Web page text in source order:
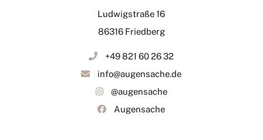
Ludwigstraße 16
86316 Friedberg
+49 821 60 26 32
info@augensache.de
@augensache
Augensache